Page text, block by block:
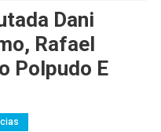
Dani
Rafael
Polpudo E